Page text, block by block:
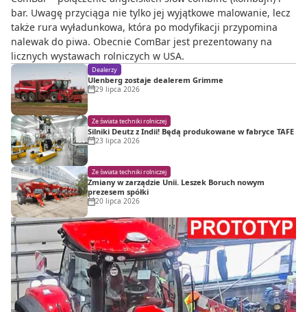
bar. Uwagę przyciąga nie tylko jej wyjątkowe malowanie, lecz
także rura wyładunkowa, która po modyfikacji przypomina
nalewak do piwa. Obecnie ComBar jest prezentowany na
licznych wystawach rolniczych w USA.
Dealerzy
Ulenberg zostaje dealerem Grimme
29 lipca 2026
Ze świata techniki rolniczej
Silniki Deutz z Indii! Będą produkowane w fabryce TAFE
23 lipca 2026
Ze świata techniki rolniczej
Zmiany w zarządzie Unii. Leszek Boruch nowym
prezesem spółki
20 lipca 2026